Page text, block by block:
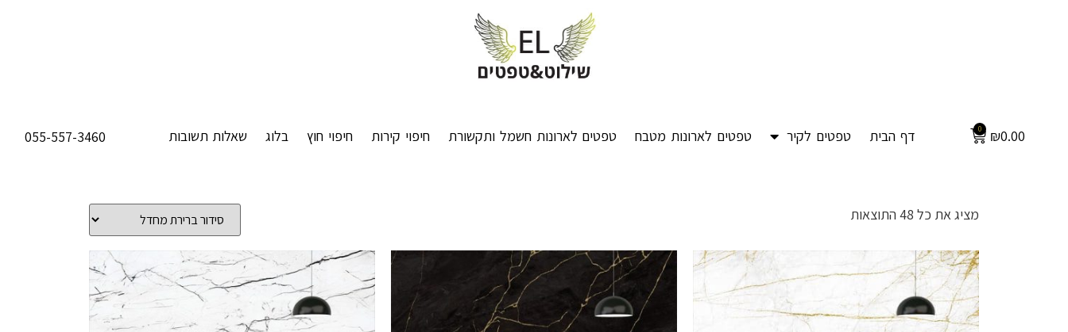
₪0.00
0 דף הבית טפטים לקיר טפטים לארונות מטבח טפטים לארונות חשמל ותקשורת חיפוי קירות חיפוי חוץ בלוג שאלות תשובות 055-557-3460
מציג את כל 48 התוצאות